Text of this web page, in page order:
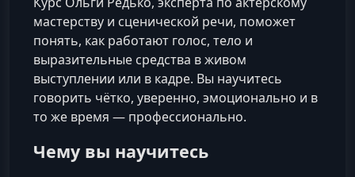
мастерству и сценической речи, поможет
понять, как работают голос, тело и
выразительные средства в живом
выступлении или в кадре. Вы научитесь
говорить чётко, уверенно, эмоционально и в
то же время — профессионально.
Чему вы научитесь